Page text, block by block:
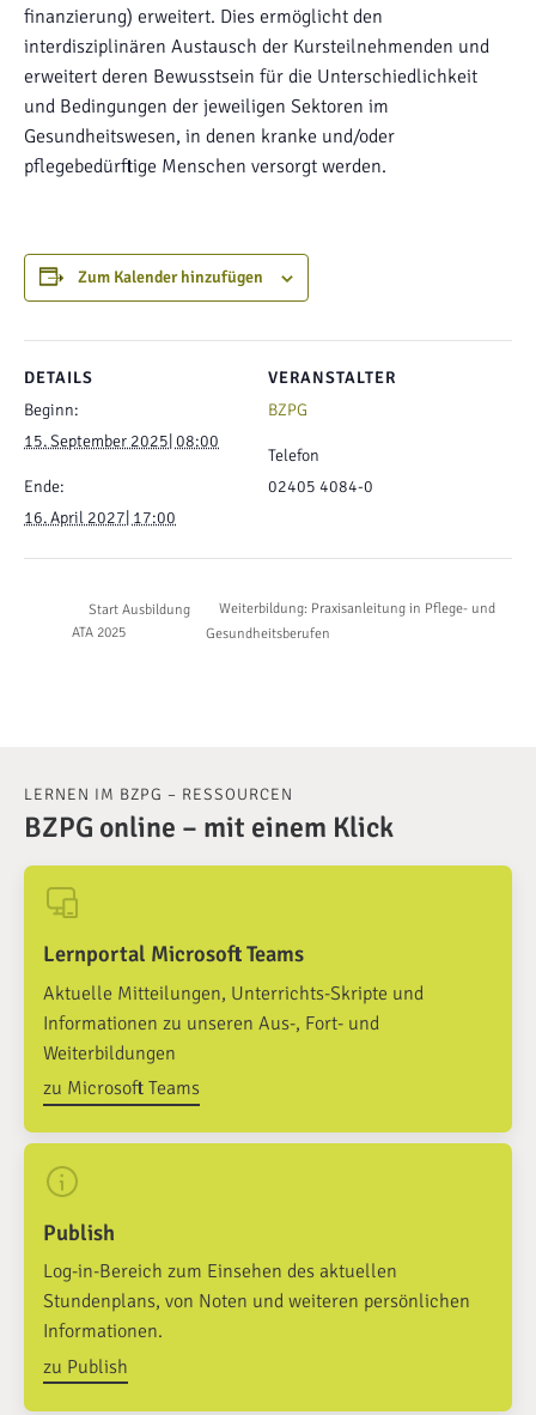
finanzierung) erweitert. Dies ermöglicht den
interdisziplinären Austausch der Kursteilnehmenden und
erweitert deren Bewusstsein für die Unterschiedlichkeit
und Bedingungen der jeweiligen Sektoren im
Gesundheitswesen, in denen kranke und/oder
pflegebedürftige Menschen versorgt werden.
Zum Kalender hinzufügen
DETAILS
Beginn:
15. September 2025| 08:00
Ende:
16. April 2027| 17:00
VERANSTALTER
BZPG
Telefon
02405 4084-0
Start Ausbildung
ATA 2025
Weiterbildung: Praxisanleitung in Pflege- und
Gesundheitsberufen
LERNEN IM BZPG – RESSOURCEN
BZPG online – mit einem Klick
Lernportal Microsoft Teams
Aktuelle Mitteilungen, Unterrichts-Skripte und
Informationen zu unseren Aus-, Fort- und
Weiterbildungen
zu Microsoft Teams
Publish
Log-in-Bereich zum Einsehen des aktuellen
Stundenplans, von Noten und weiteren persönlichen
Informationen.
zu Publish